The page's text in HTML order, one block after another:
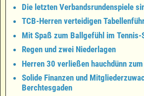
Die letzten Verbandsrundenspiele
TCB-Herren verteidigen
Mit Spaß zum Ballgefühl im Tennis-
Regen und zwei Niederlagen
Herren 30 verließen hauchdünn
Solide Finanzen und
Berchtesgaden